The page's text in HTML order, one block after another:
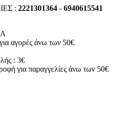
: 2221301364 - 6940615541
αγορές άνω των 50€
: 3€
για παραγγελίες άνω των 50€